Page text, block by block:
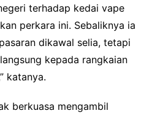
terhadap kedai vape
perkara ini. Sebaliknya ia
dikawal selia, tetapi
kepada rangkaian
katanya.
berkuasa mengambil